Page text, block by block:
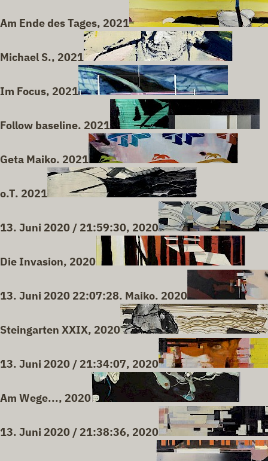
Am Ende des Tages, 2021
Michael S., 2021
Im Focus, 2021
Follow baseline. 2021
Geta Maiko. 2021
o.T. 2021
13. Juni 2020 / 21:59:30, 2020
Die Invasion, 2020
13. Juni 2020 22:07:28. Maiko. 2020
Steingarten XXIX, 2020
13. Juni 2020 / 21:34:07, 2020
Am Wege..., 2020
13. Juni 2020 / 21:38:36, 2020